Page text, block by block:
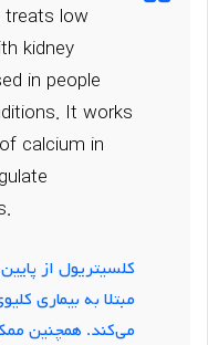
treats low
kidney
in people
It works
calcium in
کلسیتریول از
مبتلا به بیماری
می‌کند. همچنین